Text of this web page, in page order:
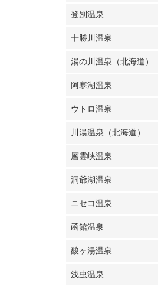
登別温泉
十勝川温泉
湯の川温泉（北海道）
阿寒湖温泉
ウトロ温泉
川湯温泉（北海道）
層雲峡温泉
洞爺湖温泉
ニセコ温泉
函館温泉
酸ヶ湯温泉
浅虫温泉